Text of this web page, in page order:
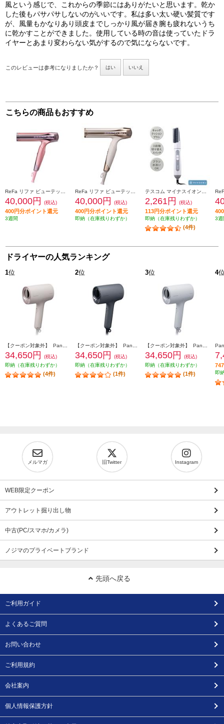
風という感じで、これからの季節にはありがたいと思います。乾か
した後もパサパサしないのがいいです。私は多い太い硬い髪質です
が、風量もかなりあり頭皮までしっかり風が届き腕も疲れないうち
に乾かすことができました。使用している時の音は使っていたドラ
イヤーとあまり変わらない気がするので気にならないです。
このレビューは参考になりましたか？ はい いいえ
こちらの商品もおすすめ
40,000円 (税込)
400円分ポイント還元
3週間
40,000円 (税込)
400円分ポイント還元
即納（在庫残りわずか）
2,261円 (税込)
113円分ポイント還元
即納（在庫残りわずか）
(4件)
3週
ドライヤーの人気ランキング
1位
34,650円
(税込)
即納（在庫残りわずか）
(4件)
2位
34,650円
(税込)
即納（在庫残りわずか）
(1件)
3位
34,650円
(税込)
即納（在庫残りわずか）
(1件)
4
即
メルマガ 旧Twitter Instagram
WEB限定クーポン
アウトレット掘り出し物
中古(PC/スマホ/カメラ)
ノジマのプライベートブランド
先頭へ戻る
ご利用ガイド
よくあるご質問
お問い合わせ
ご利用規約
会社案内
個人情報保護方針